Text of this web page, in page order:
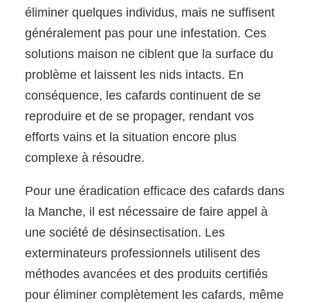
éliminer quelques individus, mais ne suffisent
généralement pas pour une infestation. Ces
solutions maison ne ciblent que la surface du
problème et laissent les nids intacts. En
conséquence, les cafards continuent de se
reproduire et de se propager, rendant vos
efforts vains et la situation encore plus
complexe à résoudre.
Pour une éradication efficace des cafards dans
la Manche, il est nécessaire de faire appel à
une société de désinsectisation. Les
exterminateurs professionnels utilisent des
méthodes avancées et des produits certifiés
pour éliminer complètement les cafards, même